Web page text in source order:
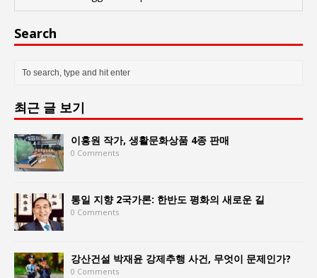
Search
최근 글 보기
이홍원 작가, 생활문화상품 4종 판매
0 Comments
통일 지향 2국가론: 한반도 평화의 새로운 길
0 Comments
강산건설 박재윤 강제추행 사건, 무엇이 문제인가?
0 Comments